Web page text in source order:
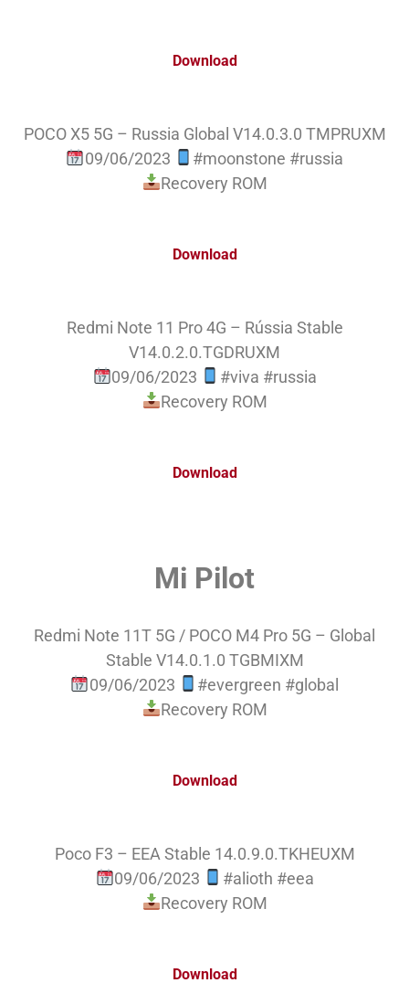
Download
POCO X5 5G – Russia Global V14.0.3.0 TMPRUXM
09/06/2023
#moonstone #russia
Recovery ROM
Download
Redmi Note 11 Pro 4G – Rússia Stable
V14.0.2.0.TGDRUXM
09/06/2023
#viva #russia
Recovery ROM
Download
Mi Pilot
Redmi Note 11T 5G / POCO M4 Pro 5G – Global
Stable V14.0.1.0 TGBMIXM
09/06/2023
#evergreen #global
Recovery ROM
Download
Poco F3 – EEA Stable 14.0.9.0.TKHEUXM
09/06/2023
#alioth #eea
Recovery ROM
Download